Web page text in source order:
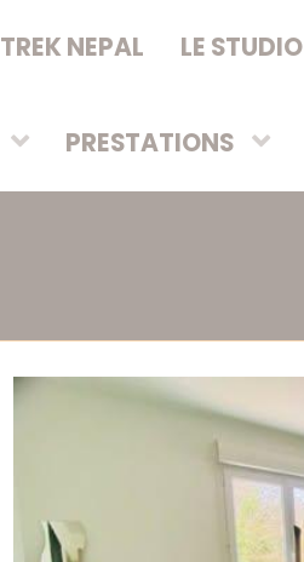
TREK NEPAL LE STUDIO
PRESTATIONS